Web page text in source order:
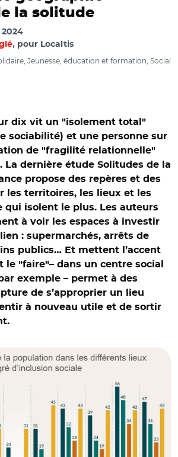
la solitude
2024
, pour Localtis
Jeunesse, éducation et formation, Social
dix vit un "isolement total "
sociabilité) et une personne sur
de "fragilité relationnelle"
La dernière étude Solitudes de la
propose des repères et des
les territoires, les lieux et les
qui isolent le plus. Les auteurs
à voir les espaces à investir
: supermarchés, arrêts de
publics… Et mettent l’accent
le "faire"– dans un centre social
exemple – permet à des
de s’approprier un lieu
à nouveau utile et de sortir
philanthropie. Source: Crédoc,